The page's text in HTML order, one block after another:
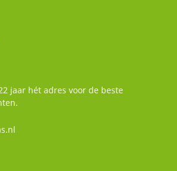
jaar hét adres voor de beste